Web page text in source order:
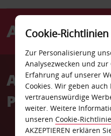
Avis
Parramatta
Cookie-Richtlinien
Zur Personalisierung
Analysezwecken und
Erfahrung auf unserer
Cookies. Wir geben auch
vertrauenswürdige
weiter. Weitere
unseren Cookie-
AKZEPTIEREN erklären